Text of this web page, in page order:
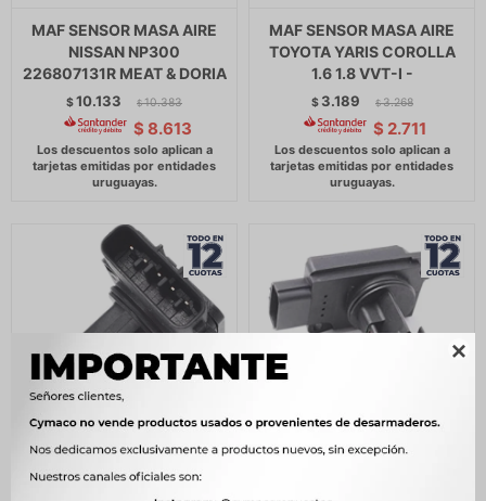

MAF SENSOR MASA AIRE
NISSAN NP300
226807131R MEAT & DORIA
$10.133 $ 10.383
$ 8.613
MAF SENSOR MASA AIRE
TOYOTA YARIS COROLLA
1.6 1.8 VVT-I -
$ 3.189 $ 3.268
$ 2.711
MAF SENSOR MASA AIRE